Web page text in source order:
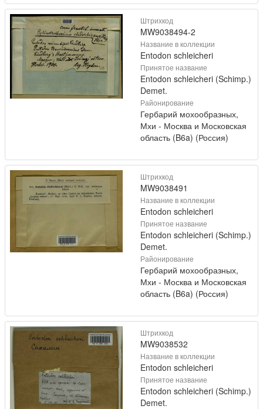
Штрихкод
MW9038494-2
Название в коллекции
Entodon schleicheri
Принятое название
Entodon schleicheri (Schimp.)
Demet.
Районирование
Гербарий мохообразных,
Мхи - Москва и Московская
область (B6a) (Россия)
Штрихкод
MW9038491
Название в коллекции
Entodon schleicheri
Принятое название
Entodon schleicheri (Schimp.)
Demet.
Районирование
Гербарий мохообразных,
Мхи - Москва и Московская
область (B6a) (Россия)
Штрихкод
MW9038532
Название в коллекции
Entodon schleicheri
Принятое название
Entodon schleicheri (Schimp.)
Demet.